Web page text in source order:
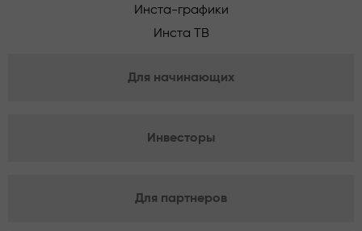
Инста-графики
Инста ТВ
Для начинающих
Инвесторы
Для партнеров